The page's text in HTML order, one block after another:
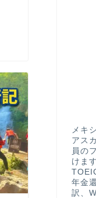
メキ
アス
員の
けま
年金
訳、